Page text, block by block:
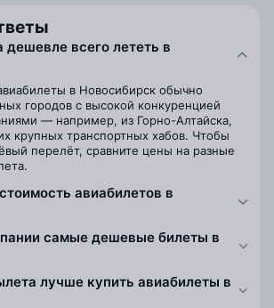
дешевле всего лететь в
в Новосибирск обычно
городов с высокой конкуренцией
— например, из Горно-Алтайска,
крупных транспортных хабов. Чтобы
перелёт, сравните цены на разные
авиабилетов в
самые дешевые билеты в
лучше купить авиабилеты в